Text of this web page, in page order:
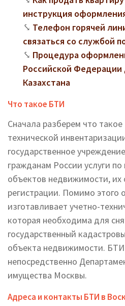
инструкция
Телефон горячей
связаться со службой
Процедура
Российской Федерации
Казахстана
Что такое БТИ
Сначала разберем что
технической
государственное
гражданам России услуги
объектов недвижимости, их
регистрации. Помимо этого
изготавливает учетно-
которая необходима для
государственный
объекта недвижимости.
непосредственно
имущества Москвы.
Адреса и контакты БТИ в